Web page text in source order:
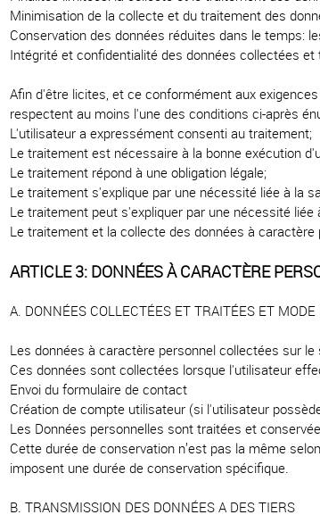
Minimisation de la collecte et du traitement des
Conservation des données réduites dans le temps:
Intégrité et confidentialité des données collectées
Afin d'être licites, et ce conformément aux
respectent au moins l'une des conditions ci-après
L'utilisateur a expressément consenti au traitement;
Le traitement est nécessaire à la bonne exécution
Le traitement répond à une obligation légale;
Le traitement s'explique par une nécessité liée à la
Le traitement peut s'expliquer par une nécessité
Le traitement et la collecte des données à
ARTICLE 3: DONNÉES À CARACTÈRE
A. DONNÉES COLLECTÉES ET TRAITÉES ET MODE
Les données à caractère personnel collectées sur
Ces données sont collectées lorsque l'utilisateur
Envoi du formulaire de contact
Création de compte utilisateur (si l'utilisateur
Les Données personnelles sont traitées et
Cette durée de conservation n’est pas la même
imposent une durée de conservation spécifique.
B. TRANSMISSION DES DONNÉES A DES TIERS